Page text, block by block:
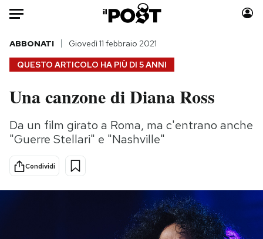
Auto
HOME
Italia
Politica
Internet
Moda
Consumismi
Europa
Altrecose
Mondiali calcio 2026
QUESTO ARTICOLO HA PIÙ DI 5 ANNI
ABBONATI Giovedì 11 febbraio 2021
Una canzone di Diana Ross
Da un film girato a Roma, ma c'entrano anche
"Guerre Stellari" e "Nashville"
Condividi